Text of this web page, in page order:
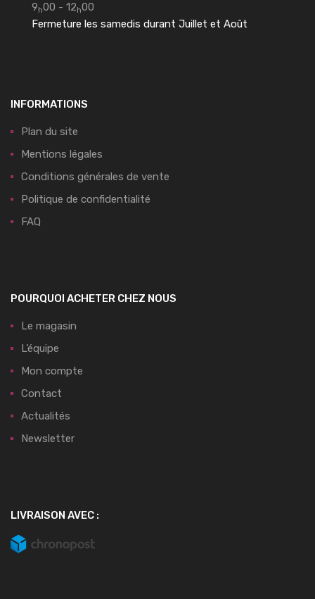
9h00 - 12h00
Fermeture les samedis durant Juillet et Août
INFORMATIONS
Plan du site
Mentions légales
Conditions générales de vente
Politique de confidentialité
FAQ
POURQUOI ACHETER CHEZ NOUS
Le magasin
L’équipe
Mon compte
Contact
Actualités
Newsletter
LIVRAISON AVEC :